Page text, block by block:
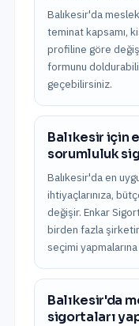
Balıkesir'da
teminat kapsamı,
profiline göre
formunu
geçebilirsiniz.
Balıkesir için
sorumluluk
Balıkesir'da en
ihtiyaçlarınıza,
değişir. Enkar
birden fazla
seçimi
Balıkesir'da
sigortaları